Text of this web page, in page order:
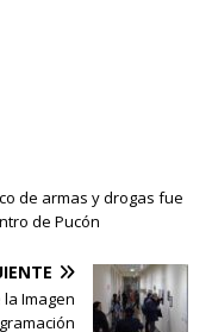
de armas y drogas fue
de Pucón
la Imagen